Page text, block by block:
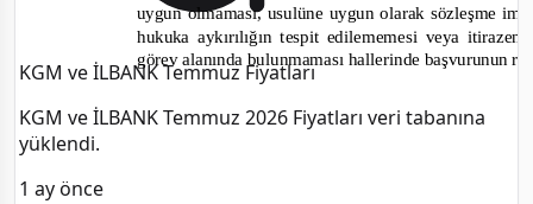
KGM ve İLBANK Temmuz Fiyatları
KGM ve İLBANK Temmuz 2026 Fiyatları veri tabanına
yüklendi.
1 ay önce
uygun olmaması, usulüne uygun olarak sözleşme
hukuka aykırılığın tespit edilememesi veya
görev alanında bulunmaması hallerinde başvurunun